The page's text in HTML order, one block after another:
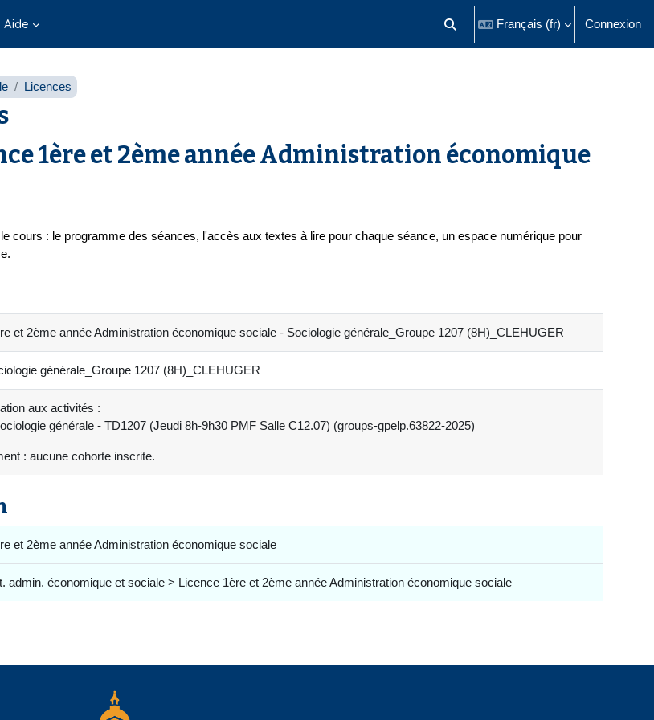
Aide Activer/désactiver la saisie de
Français ‎(fr)‎ Connexion
Licences
1ère et 2ème année Administration économique
cours : le programme des séances, l'accès aux textes à lire pour chaque séance, un espace numérique pour
et 2ème année Administration économique sociale - Sociologie générale_Groupe 1207 (8H)_CLEHUGER
générale_Groupe 1207 (8H)_CLEHUGER
aux activités :
générale - TD1207 (Jeudi 8h-9h30 PMF Salle C12.07) (groups-gpelp.63822-2025)
: aucune cohorte inscrite.
et 2ème année Administration économique sociale
admin. économique et sociale > Licence 1ère et 2ème année Administration économique sociale